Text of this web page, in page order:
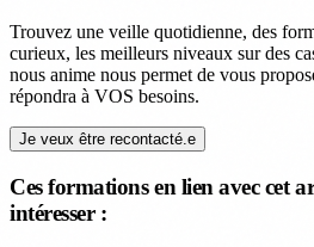
Trouvez une veille quotidienne, des
curieux, les meilleurs niveaux sur des
nous anime nous permet de vous
répondra à VOS besoins.
Je veux être recontacté.e
Ces formations en lien avec cet
intéresser :